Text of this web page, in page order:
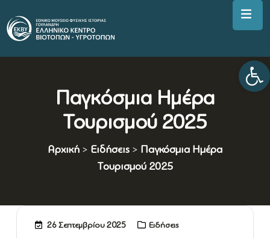
Παγκόσμια Ημέρα
Τουρισμού 2025
Αρχική > Ειδήσεις > Παγκόσμια Ημέρα
Τουρισμού 2025
26 Σεπτεμβρίου 2025 Ειδήσεις